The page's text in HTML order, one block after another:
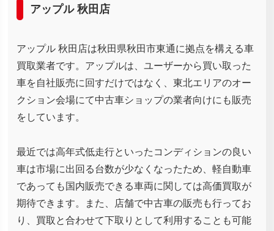
アップル 秋田店
アップル 秋田店は秋田県秋田市東通に拠点を構える車
買取業者です。アップルは、ユーザーから買い取った
車を自社販売に回すだけではなく、東北エリアのオー
クション会場にて中古車ショップの業者向けにも販売
をしています。
最近では高年式低走行といったコンディションの良い
車は市場に出回る台数が少なくなったため、軽自動車
であっても国内販売できる車両に関しては高価買取が
期待できます。また、店舗で中古車の販売も行ってお
り、買取と合わせて下取りとして利用することも可能